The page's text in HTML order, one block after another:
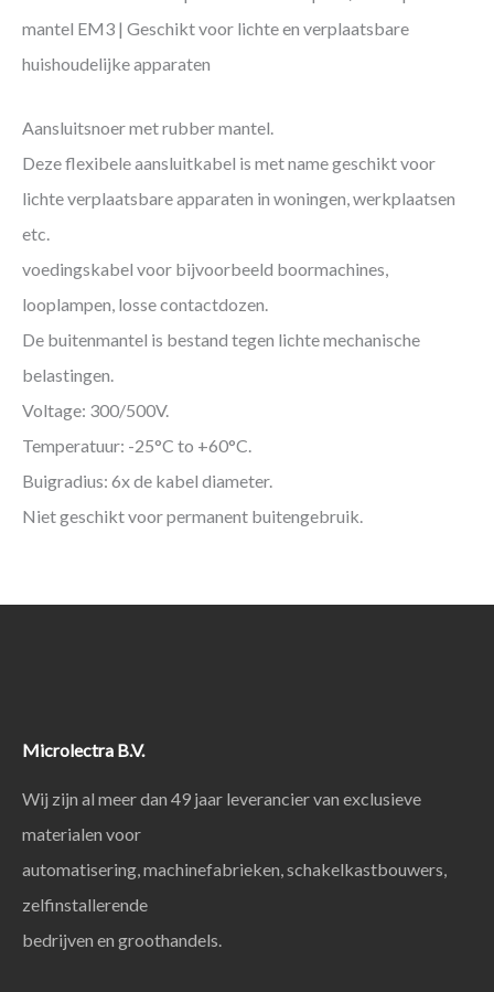
mantel EM3 | Geschikt voor lichte en verplaatsbare
huishoudelijke apparaten
Aansluitsnoer met rubber mantel.
Deze flexibele aansluitkabel is met name geschikt voor
lichte verplaatsbare apparaten in woningen, werkplaatsen
etc.
voedingskabel voor bijvoorbeeld boormachines,
looplampen, losse contactdozen.
De buitenmantel is bestand tegen lichte mechanische
belastingen.
Voltage: 300/500V.
Temperatuur: -25°C to +60°C.
Buigradius: 6x de kabel diameter.
Niet geschikt voor permanent buitengebruik.
Microlectra B.V.
Wij zijn al meer dan 49 jaar leverancier van exclusieve
materialen voor
automatisering, machinefabrieken, schakelkastbouwers,
zelfinstallerende
bedrijven en groothandels.